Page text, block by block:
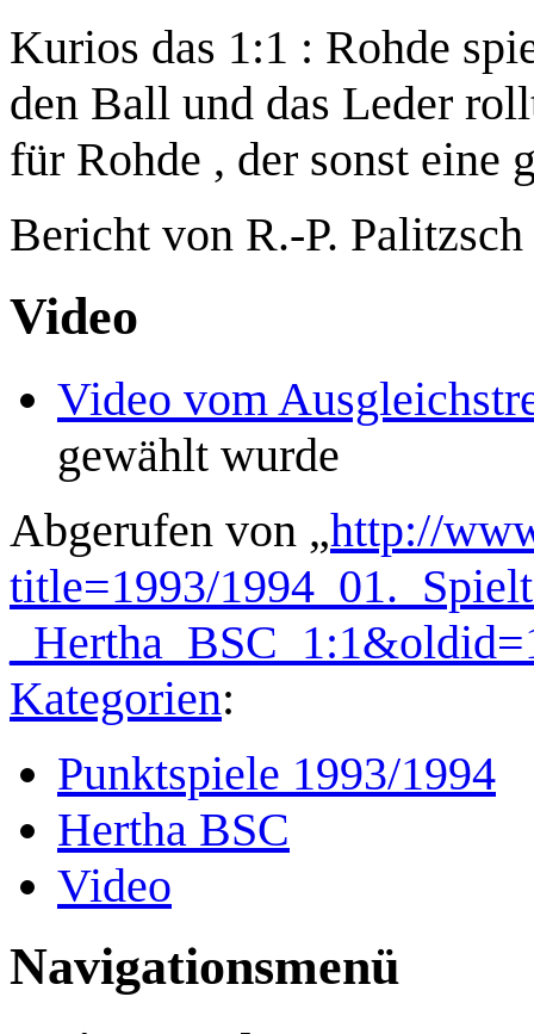
Kurios das 1:1 : Rohde
den Ball und das Leder
für Rohde , der sonst eine
Bericht von R.-P.
Video
Video vom
gewählt wurde
Abgerufen von „http://
title=1993/
Kategorien:
Punktspiele 1993/1994
Hertha BSC
Video
Navigationsmenü